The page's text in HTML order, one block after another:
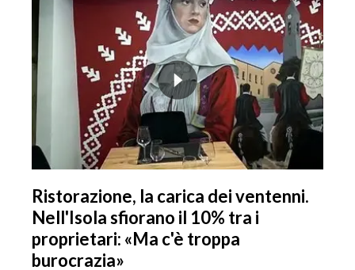
Ristorazione, la carica dei ventenni.
Nell'Isola sfiorano il 10% tra i
proprietari: «Ma c'è troppa
burocrazia»